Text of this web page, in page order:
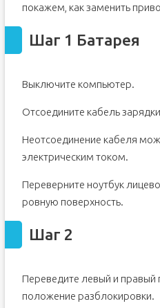
покажем, как заменить
Шаг 1 Батарея
Выключите компьютер.
Отсоедините кабель
Неотсоединение кабеля
электрическим током.
Переверните ноутбук
ровную поверхность.
Шаг 2
Переведите левый и правый
положение разблокировки.